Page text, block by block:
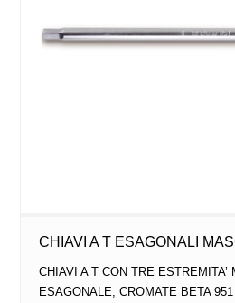
CHIAVI A T ESAGONALI
CHIAVI A T CON TRE ESTREMITA’
ESAGONALE, CROMATE BETA